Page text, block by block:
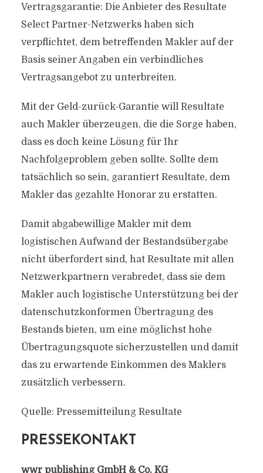
Vertragsgarantie: Die Anbieter des Resultate
Select Partner-Netzwerks haben sich
verpflichtet, dem betreffenden Makler auf der
Basis seiner Angaben ein verbindliches
Vertragsangebot zu unterbreiten.
Mit der Geld-zurück-Garantie will Resultate
auch Makler überzeugen, die die Sorge haben,
dass es doch keine Lösung für Ihr
Nachfolgeproblem geben sollte. Sollte dem
tatsächlich so sein, garantiert Resultate, dem
Makler das gezahlte Honorar zu erstatten.
Damit abgabewillige Makler mit dem
logistischen Aufwand der Bestandsübergabe
nicht überfordert sind, hat Resultate mit allen
Netzwerkpartnern verabredet, dass sie dem
Makler auch logistische Unterstützung bei der
datenschutzkonformen Übertragung des
Bestands bieten, um eine möglichst hohe
Übertragungsquote sicherzustellen und damit
das zu erwartende Einkommen des Maklers
zusätzlich verbessern.
Quelle: Pressemitteilung Resultate
PRESSEKONTAKT
wwr publishing GmbH & Co. KG